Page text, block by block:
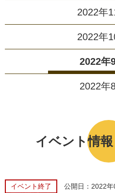
イベント情報
イベント終了
公開日：2022年
2022年
2022年
2022年
2022年